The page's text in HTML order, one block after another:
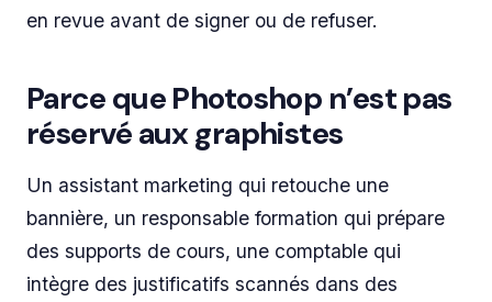
en revue avant de signer ou de refuser.
Parce que Photoshop n’est pas
réservé aux graphistes
Un assistant marketing qui retouche une
bannière, un responsable formation qui prépare
des supports de cours, une comptable qui
intègre des justificatifs scannés dans des